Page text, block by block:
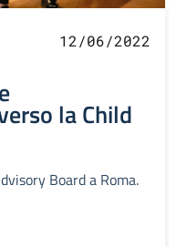
12/06/2022
la Child
Board a Roma.